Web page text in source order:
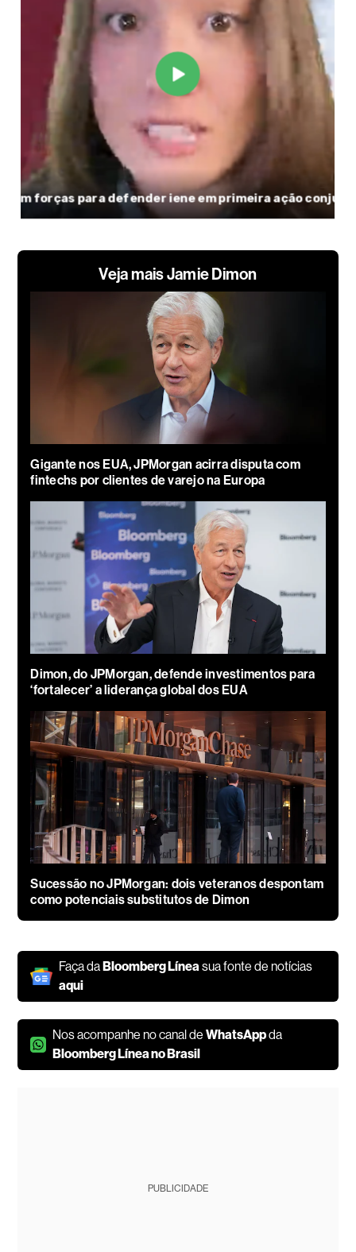
Veja mais Jamie Dimon
Gigante nos EUA, JPMorgan acirra disputa com
fintechs por clientes de varejo na Europa
Dimon, do JPMorgan, defende investimentos para
‘fortalecer’ a liderança global dos EUA
Sucessão no JPMorgan: dois veteranos despontam
como potenciais substitutos de Dimon
Faça daBloomberg Líneasua fonte de notícias
aqui
Nos acompanhe no canal deWhatsAppda
Bloomberg Línea no Brasil
PUBLICIDADE